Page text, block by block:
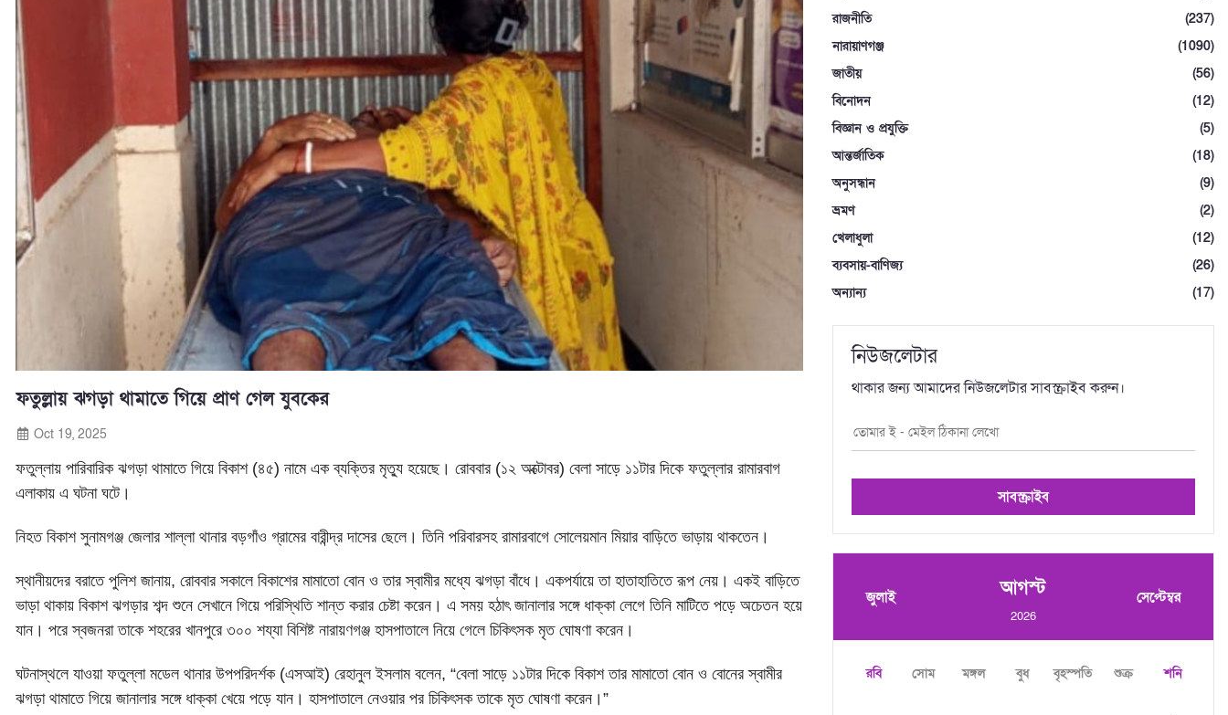
ফতুল্লায় ঝগড়া থামাতে গিয়ে প্রাণ গেল যুবকের
Oct 19, 2025
ফতুল্লায় পারিবারিক ঝগড়া থামাতে গিয়ে বিকাশ (৪৫) নামে এক ব্যক্তির মৃত্যু হয়েছে। রোববার (১২ অক্টোবর) বেলা সাড়ে ১১টার দিকে ফতুল্লার রামারবাগ
এলাকায় এ ঘটনা ঘটে।
নিহত বিকাশ সুনামগঞ্জ জেলার শাল্লা থানার বড়গাঁও গ্রামের বারীন্দ্র দাসের ছেলে। তিনি পরিবারসহ রামারবাগে সোলেয়মান মিয়ার বাড়িতে ভাড়ায় থাকতেন।
স্থানীয়দের বরাতে পুলিশ জানায়, রোববার সকালে বিকাশের মামাতো বোন ও তার স্বামীর মধ্যে ঝগড়া বাঁধে। একপর্যায়ে তা হাতাহাতিতে রূপ নেয়। একই বাড়িতে
ভাড়া থাকায় বিকাশ ঝগড়ার শব্দ শুনে সেখানে গিয়ে পরিস্থিতি শান্ত করার চেষ্টা করেন। এ সময় হঠাৎ জানালার সঙ্গে ধাক্কা লেগে তিনি মাটিতে পড়ে অচেতন হয়ে
যান। পরে স্বজনরা তাকে শহরের খানপুরে ৩০০ শয্যা বিশিষ্ট নারায়ণগঞ্জ হাসপাতালে নিয়ে গেলে চিকিৎসক মৃত ঘোষণা করেন।
ঘটনাস্থলে যাওয়া ফতুল্লা মডেল থানার উপপরিদর্শক (এসআই) রেহানুল ইসলাম বলেন, “বেলা সাড়ে ১১টার দিকে বিকাশ তার মামাতো বোন ও বোনের স্বামীর
ঝগড়া থামাতে গিয়ে জানালার সঙ্গে ধাক্কা খেয়ে পড়ে যান। হাসপাতালে নেওয়ার পর চিকিৎসক তাকে মৃত ঘোষণা করেন।”
রাজনীতি
(237)
নারায়াণগঞ্জ
(1090)
জাতীয়
(56)
বিনোদন
(12)
বিজ্ঞান ও প্রযুক্তি
(5)
আন্তর্জাতিক
(18)
অনুসন্ধান
(9)
ভ্রমণ
(2)
খেলাধুলা
(12)
ব্যবসায়-বাণিজ্য
(26)
অন্যান্য
(17)
নিউজলেটার
থাকার জন্য আমাদের নিউজলেটার সাবস্ক্রাইব করুন।
সাবস্ক্রাইব
জুলাই আগস্ট
2026
সেপ্টেম্বর
রবি সোম মঙ্গল বুধ বৃহস্পতি শুক্র শনি